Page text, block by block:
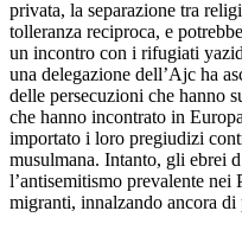
privata, la separazione tra
tolleranza reciproca, e
un incontro con i rifugiati
una delegazione dell’Ajc ha
delle persecuzioni che hanno
che hanno incontrato in
importato i loro pregiudizi
musulmana. Intanto, gli ebrei
l’antisemitismo prevalente nei
migranti, innalzando ancora